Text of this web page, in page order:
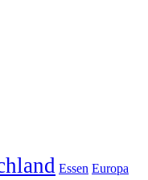
Essen Europa